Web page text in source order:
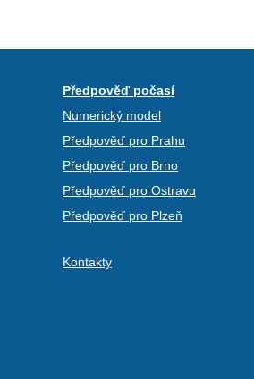
Předpověď počasí
Numerický model
Předpověď pro Prahu
Předpověď pro Brno
Předpověď pro Ostravu
Předpověď pro Plzeň
Kontakty